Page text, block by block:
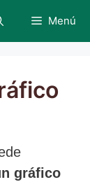
Menú
gráfico